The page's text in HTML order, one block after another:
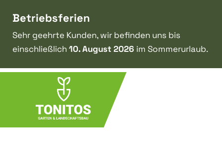
Betriebsferien
Sehr geehrte Kunden, wir befinden uns bis
einschließlich 10. August 2026 im Sommerurlaub.